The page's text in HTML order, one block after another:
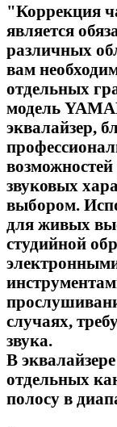
"Коррекция
является
различных
вам
отдельных
модель
эквалайзер,
звуковых
выбором.
для живых
студийной
случаях,
звука.
В
отдельных
полосу в